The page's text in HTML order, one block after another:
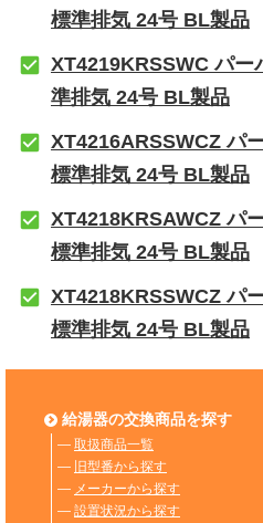
標準排気 24号 BL製品
XT4219KRSSWC パー
準排気 24号 BL製品
XT4216ARSSWCZ パ
標準排気 24号 BL製品
XT4218KRSAWCZ パ
標準排気 24号 BL製品
XT4218KRSSWCZ パ
標準排気 24号 BL製品
給湯器の交換商品を探す
― 取扱商品一覧
― 旧型番から探す
― メーカーから探す
― 設置状況から探す